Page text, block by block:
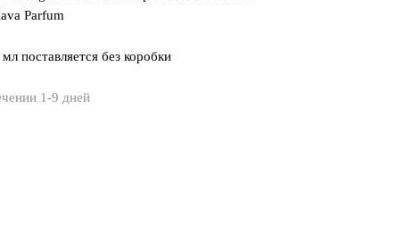
Parfum
поставляется без коробки
1-9 дней